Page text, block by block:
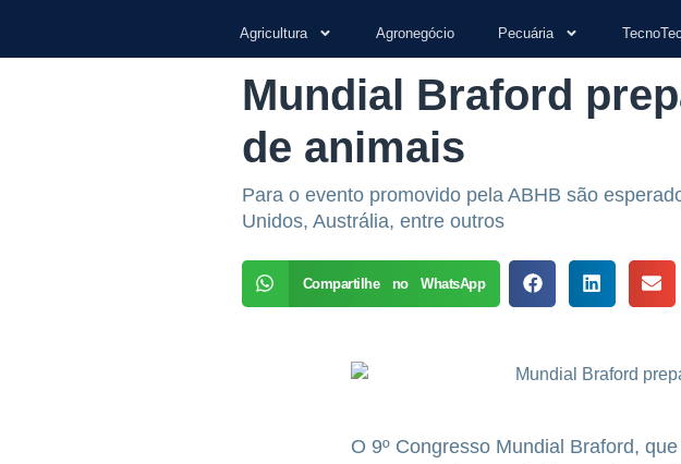
Agricultura Agronegócio Pecuária TecnoTec
Mundial Braford
de animais
Para o evento promovido pela ABHB são
Unidos, Austrália, entre outros
Compartilhe no WhatsApp
O 9º Congresso Mundial Braford,